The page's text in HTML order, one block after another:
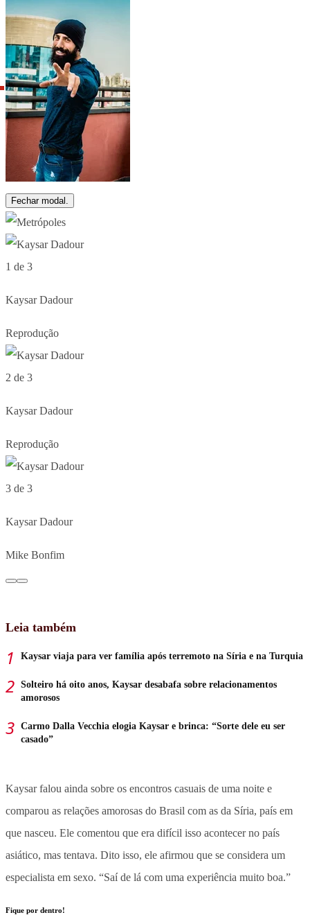
Fechar modal.
1 de 3
Kaysar Dadour
Reprodução
2 de 3
Kaysar Dadour
Reprodução
3 de 3
Kaysar Dadour
Mike Bonfim
Leia também
Kaysar viaja para ver família após terremoto na Síria e na Turquia
Solteiro há oito anos, Kaysar desabafa sobre relacionamentos
amorosos
Carmo Dalla Vecchia elogia Kaysar e brinca: “Sorte dele eu ser
casado”
Kaysar falou ainda sobre os encontros casuais de uma noite e
comparou as relações amorosas do Brasil com as da Síria, país em
que nasceu. Ele comentou que era difícil isso acontecer no país
asiático, mas tentava. Dito isso, ele afirmou que se considera um
especialista em sexo. “Saí de lá com uma experiência muito boa.”
Fique por dentro!